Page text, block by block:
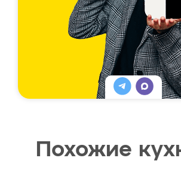
Похожие